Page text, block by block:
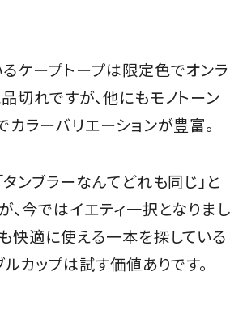
ケープトープは限定色でオンラ
切れですが、他にもモノトーン
カラーバリエーションが豊富。
タンブラーなんてどれも同じ」と
、今ではイエティ一択となりまし
快適に使える一本を探している
ルカップは試す価値ありです。